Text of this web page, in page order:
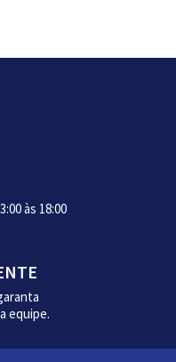
às 18:00
equipe.